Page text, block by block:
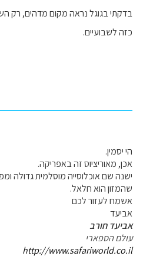
בדקתי בגוגל נראה מקום מדהים, רק
כזה לשבועיים.
הי יסמין.
אכן, מאוריציוס זה באפריקה.
ישנה שם אוכלוסייה מוסלמית גדולה
שהמזון הוא חלאל.
אשמח לעזור לכם
אביעד
אביעד חורב
עולם הספארי
http://www.safariworld.co.il